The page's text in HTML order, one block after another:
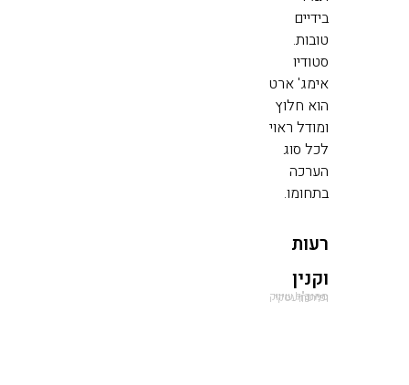
בידיים
טובות.
סטודיו
אימג' ארט
הוא חלוץ
ומודל ראוי
לכל סוג
הערכה
בתחומו.
רעות
וקנין
סמנכ"ל שיווק ופיתוח עסקי וילי פוד